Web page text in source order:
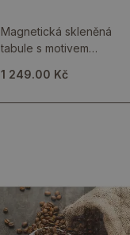
Magnetická skleněná
tabule s motivem
nápoje
1 249.00 Kč